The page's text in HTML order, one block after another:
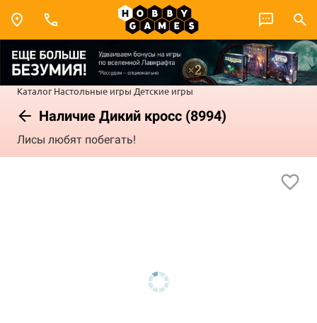
Каталог Настольные игры Детские игры
Наличие Дикий кросс (8994)
Лисы любят побегать!